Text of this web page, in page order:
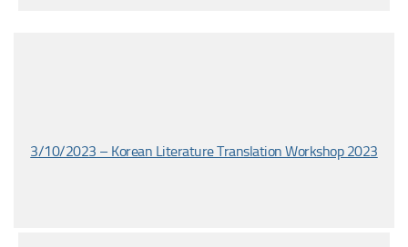
3/10/2023 – Korean Literature Translation Workshop 2023